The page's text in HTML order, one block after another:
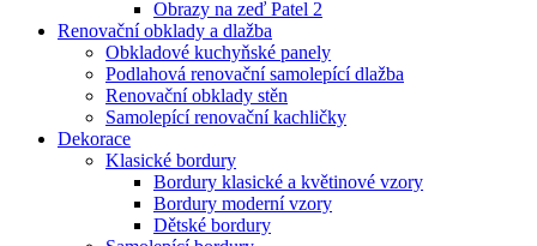
Obrazy na zeď Patel 2
Renovační obklady a dlažba
Obkladové kuchyňské panely
Podlahová renovační samolepící dlažba
Renovační obklady stěn
Samolepící renovační kachličky
Dekorace
Klasické bordury
Bordury klasické a květinové vzory
Bordury moderní vzory
Dětské bordury